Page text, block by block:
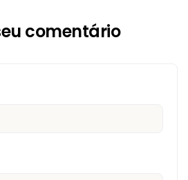
comentário